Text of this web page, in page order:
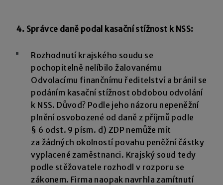
4. Správce daně podal kasační stížnost k NSS:
Rozhodnutí krajského soudu se
pochopitelně nelíbilo žalovanému
Odvolacímu finančnímu ředitelství a bránil se
podáním kasační stížnost obdobou odvolání
k NSS. Důvod? Podle jeho názoru nepeněžní
plnění osvobozené od daně z příjmů podle
§ 6 odst. 9 písm. d) ZDP nemůže mít
za žádných okolností povahu peněžní částky
vyplacené zaměstnanci. Krajský soud tedy
podle stěžovatele rozhodl v rozporu se
zákonem. Firma naopak navrhla zamítnutí